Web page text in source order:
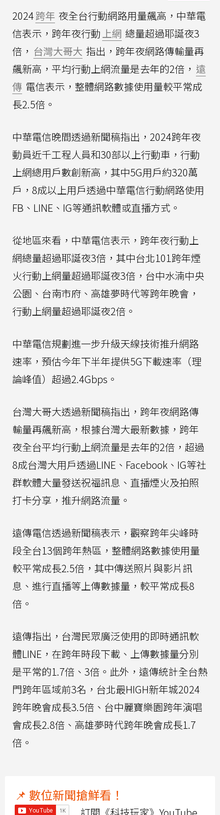
2024跨年 夜全台行動網路用量飆高，中華電
信表示，跨年夜行動 上網 總量超過耶誕夜3
倍， 台灣大哥大 指出，跨年夜網路傳輸量再
飆新高，平均行動上網流量是去年的2倍， 遠
傳 電信表示，整體網路數據使用量較平常成
長2.5倍。
中華電信晚間透過新聞稿指出，2024跨年夜
動員近千工程人員和30部以上行動車，行動
上網總用戶數創新高，其中5G用戶約320萬
戶，8成以上用戶透過中華電信行動網路使用
FB、LINE、IG等通訊軟體或直播方式。
從地區來看，中華電信表示，跨年夜行動上
網總量超過耶誕夜3倍，其中台北101跨年煙
火行動上網量超過耶誕夜3倍，台中水湳中央
公園、台南市府、高雄夢時代等跨年晚會，
行動上網量超過耶誕夜2倍。
中華電信規劃進一步升級天線技術推升網路
速率，預估今年下半年提供5G下載速率（理
論峰值）超過2.4Gbps。
台灣大哥大透過新聞稿指出，跨年夜網路傳
輸量再飆新高，根據台灣大最新數據，跨年
夜全台平均行動上網流量是去年的2倍，超過
8成台灣大用戶透過LINE、Facebook、IG等社
群軟體大量發送祝福訊息、直播煙火及拍照
打卡分享，推升網路流量。
遠傳電信透過新聞稿表示，觀察跨年尖峰時
段全台13個跨年熱區，整體網路數據使用量
較平常成長2.5倍，其中傳送照片與影片訊
息、進行直播等上傳數據量，較平常成長8
倍。
遠傳指出，台灣民眾廣泛使用的即時通訊軟
體LINE，在跨年時段下載、上傳數據量分別
是平常的1.7倍、3倍。此外，遠傳統計全台熱
門跨年區域前3名，台北最HIGH新年城2024
跨年晚會成長3.5倍、台中麗寶樂園跨年演唱
會成長2.8倍、高雄夢時代跨年晚會成長1.7
倍。
📌 數位新聞搶鮮看！
訂閱《科技玩家》YouTube